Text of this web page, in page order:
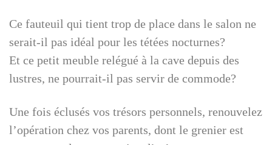
Ce fauteuil qui tient trop de place dans le salon ne
serait-il pas idéal pour les tétées nocturnes?
Et ce petit meuble relégué à la cave depuis des
lustres, ne pourrait-il pas servir de commode?
Une fois éclusés vos trésors personnels, renouvelez
l’opération chez vos parents, dont le grenier est